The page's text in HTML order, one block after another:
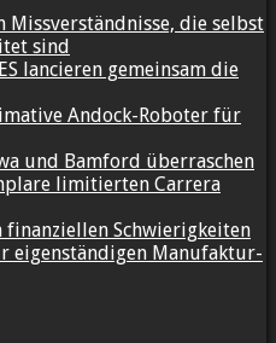
Missverständnisse, die selbst
sind
lancieren gemeinsam die
Andock-Roboter für
und Bamford überraschen
limitierten Carrera
finanziellen Schwierigkeiten
eigenständigen Manufaktur-